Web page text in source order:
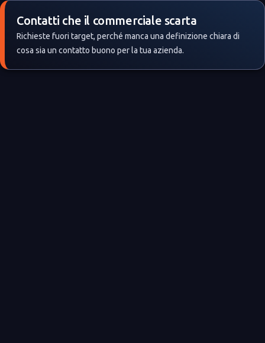
Contatti che il commerciale scarta
Richieste fuori target, perché manca una definizione chiara di
cosa sia un contatto buono per la tua azienda.